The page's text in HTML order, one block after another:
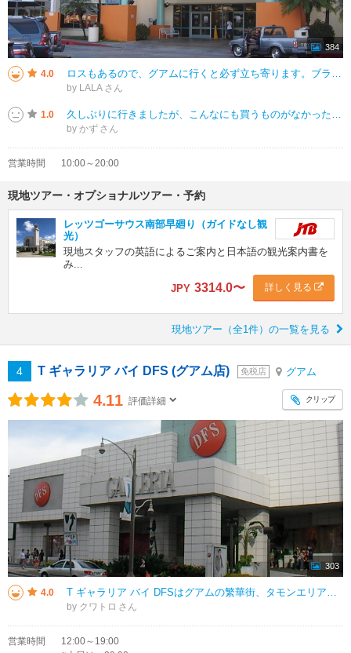
384
4.0 ロスもあるので、グアムに行くと必ず立ち寄ります。ブランドブランドの服以外にもABCマートや珍しいおもちゃ屋さんもあり、半日は潰せます。ロスのお店の前にダイソーができましたが、来店している人はほとんど地元の人でした。お腹が空
by LALA
1.0 久しぶりに行きましたが、こんなにも買うものがなかったっけ?という感じでした。バーッと回りましたが、以前よりもお店も少なくて以前の印象とは全く違いました。ハーゲンダッツのマンゴーシャーベットを食べて帰ってきました。目的がある
by かず
営業時間 10:00～20:00
現地ツアー・オプショナルツアー・予約
レッツゴーサウス南部早廻り（ガイドなし観
光）
現地スタッフの英語によるご案内と日本語の観光案内書を
み...
JPY 3314.0〜 詳しく見る
現地ツアー（全1件）の一覧を見る
4 T ギャラリア バイ DFS (グアム店) 免税店 グアム
4.11 評価詳細 クリップ
303
4.0 T ギャラリア バイ DFSはグアムの繁華街、タモンエリアに位置します。グアム最大級の免税店で、ここでしか手に入らない人気ブランドや限定品などが売られていました。エルメス、シャネル、ティファニー、ブルガリなどのブランドを扱
by クワトロ
営業時間
12:00～19:00